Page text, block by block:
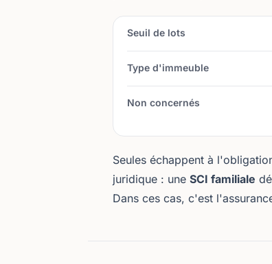
Seuil de lots
Type d'immeuble
Non concernés
Seules échappent à
juridique : une SCI familiale
Dans ces cas, c'est l'